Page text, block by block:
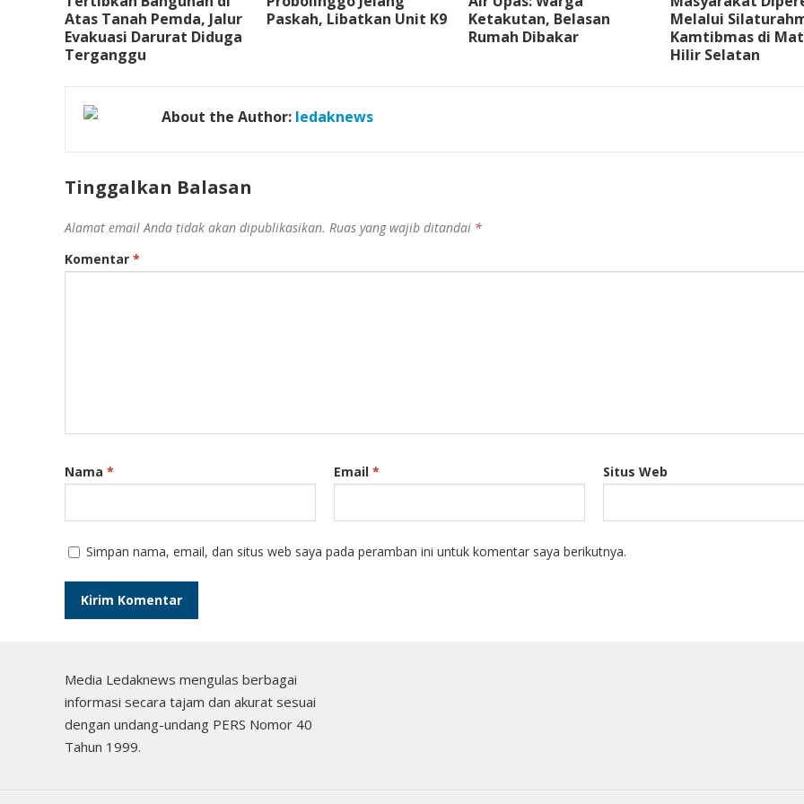
Atas Tanah Pemda, Jalur
Evakuasi Darurat Diduga
Terganggu
Paskah, Libatkan Unit K9
Ketakutan, Belasan
Rumah Dibakar
Melalui
Kamtibmas di
Hilir Selatan
About the Author: ledaknews
Tinggalkan Balasan
Alamat email Anda tidak akan dipublikasikan. Ruas yang wajib ditandai *
Komentar *
Nama * Email * Situs Web
Simpan nama, email, dan situs web saya pada peramban ini untuk komentar saya berikutnya.
Media Ledaknews mengulas berbagai
informasi secara tajam dan akurat sesuai
dengan undang-undang PERS Nomor 40
Tahun 1999.